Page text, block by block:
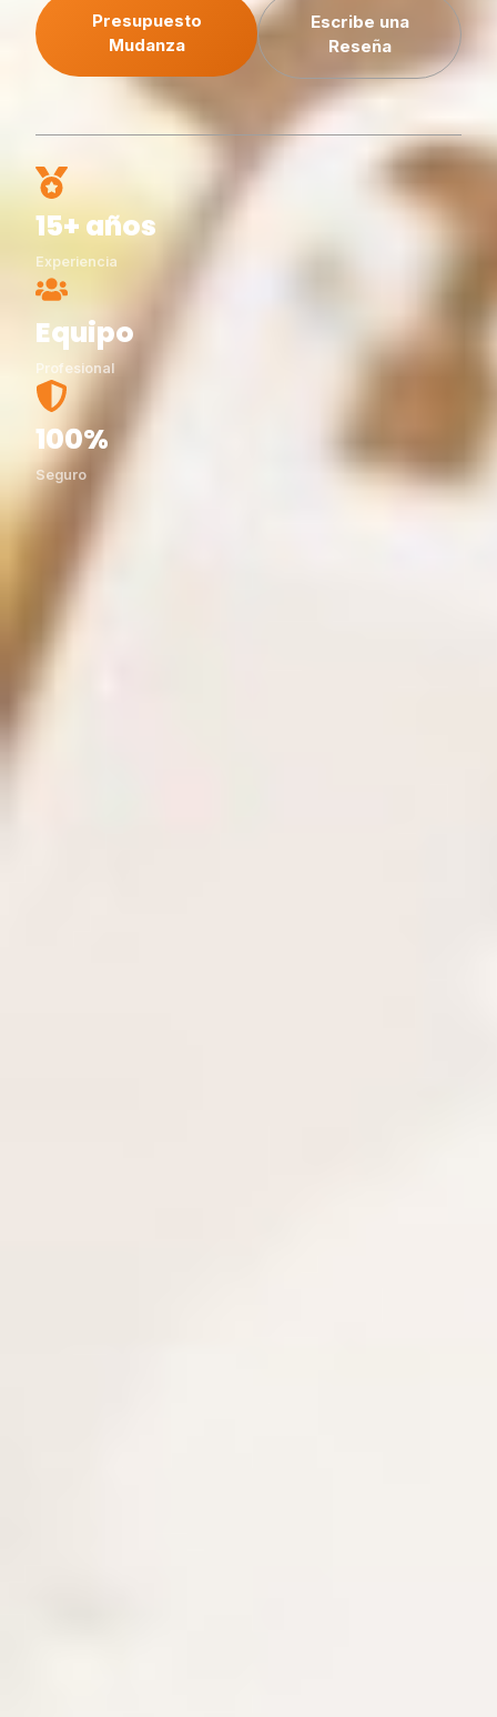
Presupuesto
Mudanza
Escribe una
Reseña
15+ años
Experiencia
Equipo
Profesional
100%
Seguro